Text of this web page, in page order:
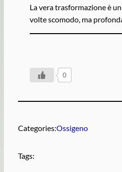
La vera trasformazione è
volte scomodo, ma
0
Categories:Ossigeno
Tags: